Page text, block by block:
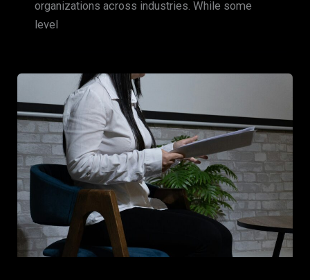
organizations across industries. While some
level